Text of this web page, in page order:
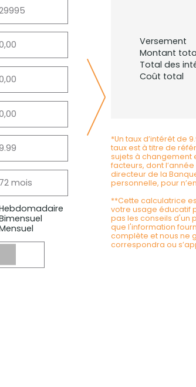
Versement
Montant
Total des
Coût total
*Un taux d’intérêt de
taux est à titre de
sujets à changement
facteurs, dont
directeur de la
personnelle, pour
**Cette calculatrice
votre usage éducatif
pas les conseils d'un
que l'information
complète et nous ne
correspondra ou